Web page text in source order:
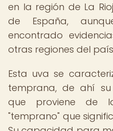
en la región de La
de España,
encontrado
otras regiones del
Esta uva se
temprana, de ahí su
que proviene de
"temprano" que